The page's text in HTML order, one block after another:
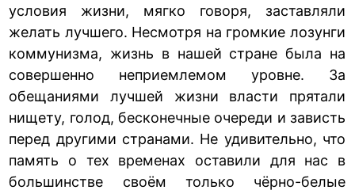
условия жизни, мягко говоря, заставляли
желать лучшего. Несмотря на громкие лозунги
коммунизма, жизнь в нашей стране была на
совершенно неприемлемом уровне. За
обещаниями лучшей жизни власти прятали
нищету, голод, бесконечные очереди и зависть
перед другими странами. Не удивительно, что
память о тех временах оставили для нас в
большинстве своём только чёрно-белые